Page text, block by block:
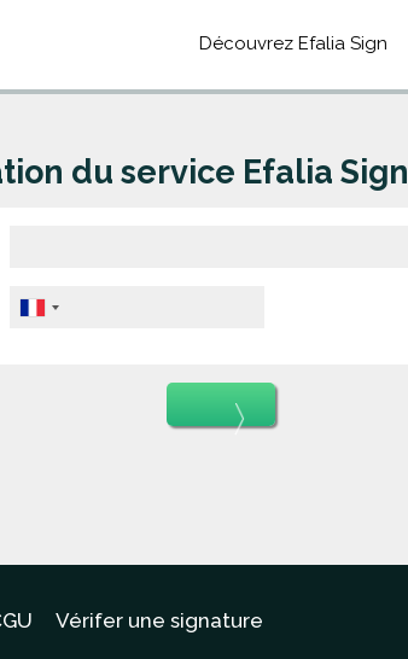
Découvrez Efalia Sign
du service Efalia Sign
Vérifer une signature